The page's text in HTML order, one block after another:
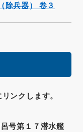
除兵器） 卷３
ンクします。
号第１７潜水艦